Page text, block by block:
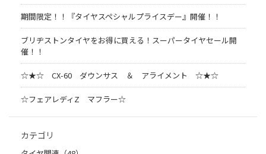
期間限定！！『タイヤスペシャルプライスデー』開催！！
ブリヂストンタイヤをお得に買える！スーパータイヤセール開
催！！
☆★☆ CX-60 ダウンサス ＆ アライメント ☆★☆
☆フェアレディZ マフラー☆
カテゴリ